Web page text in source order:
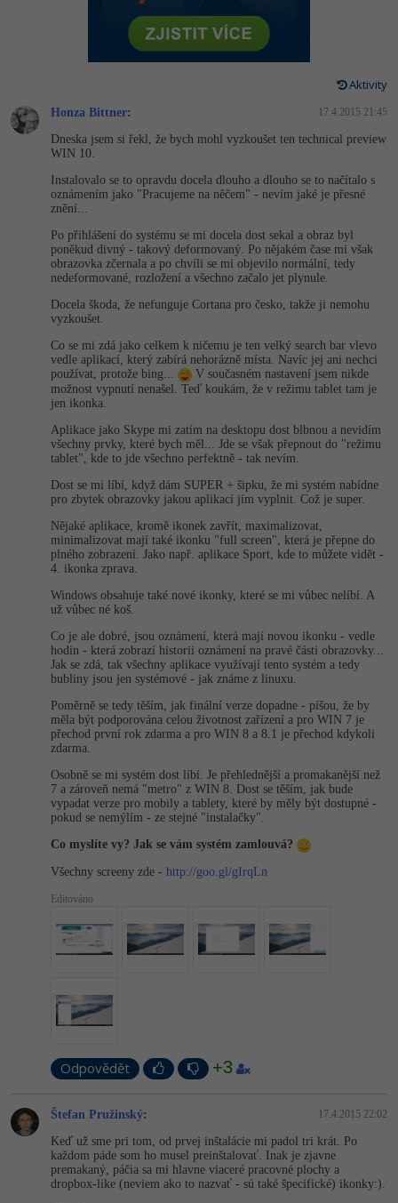
HTML5, CSS3, Bootstrap, SEO
Testování a verzování
UML a návrhové vzory
React
Spring
ASP.NET MVC
Django
Best practices
Python
HTML / CSS
UML a návrhové vzory
MySQL/MariaDB
MS-SQL
SQLite
Vývojář mobilních aplikací
Specialista na AI a bigdata
Webdesigner
Tester
Grafik / UX/UI návrhář
3D grafik
Projektový manažer
Databázový analytik
Copywriter
-80%
-80%
C++ -80%
Swift -80%
C -80%
VB.NET
SQL
Návrh SW -80%
Algoritmy -41%
-10%
Pro děti
Více
Fórum
Digitální gramotnost
Marketing -30%
SEO -30%
UX
Business
Kryptoměny -25%
Copywriting -30%
MS Office -80%
Google Dokumenty
Time management
Windows
Linux
Sítě
Kybernetická bezpečnost
Elektronický podpis
Fórum
Kurzy designu
HTML/CSS -80%
Photoshop -80%
-80%
Adobe Lightroom
Adobe XD -15%
Adobe After Effects
Blender -80%
Inkscape
Fotografování -80%
Video
Příběhy absolventů
Kariéra
Aktivity
Honza Bittner: 17.4.2015 21:45
Dneska jsem si řekl, že bych mohl vyzkoušet ten technical preview
WIN 10.
Instalovalo se to opravdu docela dlouho a dlouho se to načítalo s
oznámením jako "Pracujeme na něčem" - nevím jaké je přesné
znění...
Po přihlášení do systému se mi docela dost sekal a obraz byl
poněkud divný - takový deformovaný. Po nějakém čase mi však
obrazovka zčernala a po chvíli se mi objevilo normální, tedy
nedeformované, rozložení a všechno začalo jet plynule.
Docela škoda, že nefunguje Cortana pro česko, takže ji nemohu
vyzkoušet.
Co se mi zdá jako celkem k ničemu je ten velký search bar vlevo
vedle aplikací, který zabírá nehorázně místa. Navíc jej ani nechci
používat, protože bing...
V současném nastavení jsem nikde
možnost vypnutí nenašel. Teď koukám, že v režimu tablet tam je
jen ikonka.
Aplikace jako Skype mi zatím na desktopu dost blbnou a nevidím
všechny prvky, které bych měl... Jde se však přepnout do "režimu
tablet", kde to jde všechno perfektně - tak nevím.
Dost se mi líbí, když dám SUPER + šipku, že mi systém nabídne
pro zbytek obrazovky jakou aplikací jím vyplnit. Což je super.
Nějaké aplikace, kromě ikonek zavřít, maximalizovat,
minimalizovat mají také ikonku "full screen", která je přepne do
plného zobrazení. Jako např. aplikace Sport, kde to můžete vidět -
4. ikonka zprava.
Windows obsahuje také nové ikonky, které se mi vůbec nelíbí. A
už vůbec né koš.
Co je ale dobré, jsou oznámení, která mají novou ikonku - vedle
hodin - která zobrazí historii oznámení na pravé části obrazovky...
Jak se zdá, tak všechny aplikace využívají tento systém a tedy
bubliny jsou jen systémové - jak známe z linuxu.
Poměrně se tedy těším, jak finální verze dopadne - píšou, že by
měla být podporována celou životnost zařízení a pro WIN 7 je
přechod první rok zdarma a pro WIN 8 a 8.1 je přechod kdykoli
zdarma.
Osobně se mi systém dost líbí. Je přehlednější a promakanější než
7 a zároveň nemá "metro" z WIN 8. Dost se těším, jak bude
vypadat verze pro mobily a tablety, které by měly být dostupné -
pokud se nemýlím - ze stejné "instalačky".
Co myslíte vy? Jak se vám systém zamlouvá?
Všechny screeny zde - http://goo.gl/gIrqLn
Editováno
Odpovědět +3
Štefan Pružinský: 17.4.2015 22:02
Keď už sme pri tom, od prvej inštalácie mi padol tri krát. Po
každom páde som ho musel preinštalovať. Inak je zjavne
premakaný, páčia sa mi hlavne viaceré pracovné plochy a
dropbox-like (neviem ako to nazvať - sú také špecifické) ikonky:).